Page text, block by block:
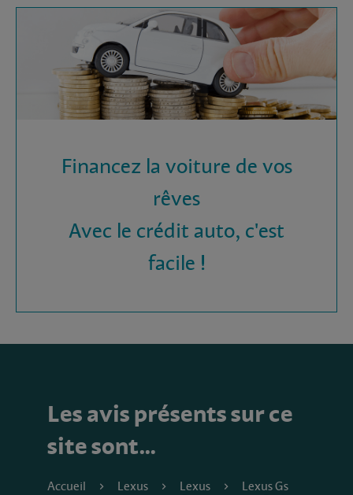
Financez la voiture de vos
rêves
Avec le crédit auto, c'est
facile !
Les avis présents sur ce
site sont…
Accueil Lexus
Lexus
Lexus Gs